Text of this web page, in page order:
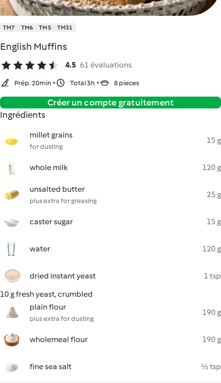
TM7 TM6 TM5 TM31
English Muffins
4.5 61 évaluations
Prép. 20min Total 3h 8 pieces
Créer un compte gratuitement
Ingrédients
millet grains
for dusting
15 g
whole milk 120 g
unsalted butter
plus extra for greasing
25 g
caster sugar 15 g
water 120 g
dried instant yeast
1 tsp
10 g fresh yeast, crumbled
plain flour
plus extra for dusting
190 g
wholemeal flour 190 g
fine sea salt ½ tsp